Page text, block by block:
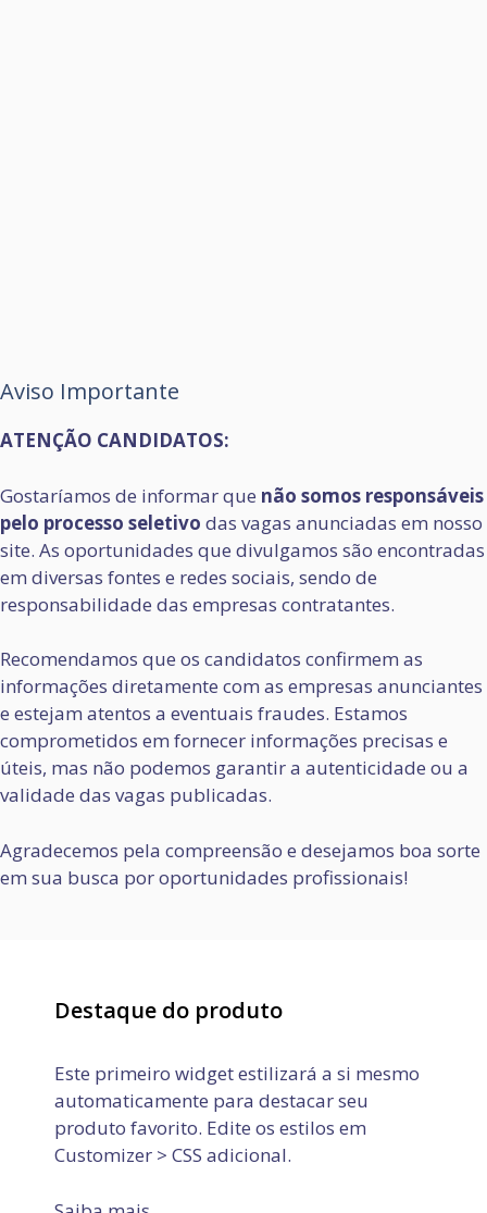
Aviso Importante
ATENÇÃO CANDIDATOS:
Gostaríamos de informar que não somos responsáveis
pelo processo seletivo das vagas anunciadas em nosso
site. As oportunidades que divulgamos são encontradas
em diversas fontes e redes sociais, sendo de
responsabilidade das empresas contratantes.
Recomendamos que os candidatos confirmem as
informações diretamente com as empresas anunciantes
e estejam atentos a eventuais fraudes. Estamos
comprometidos em fornecer informações precisas e
úteis, mas não podemos garantir a autenticidade ou a
validade das vagas publicadas.
Agradecemos pela compreensão e desejamos boa sorte
em sua busca por oportunidades profissionais!
Destaque do produto
Este primeiro widget estilizará a si mesmo
automaticamente para destacar seu
produto favorito. Edite os estilos em
Customizer > CSS adicional.